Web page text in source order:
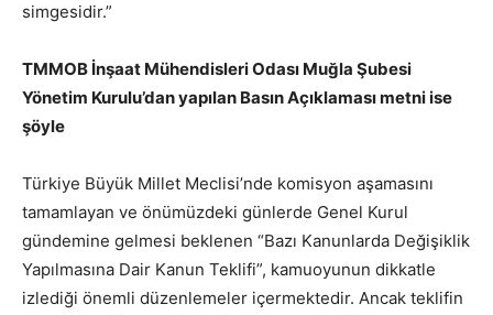
simgesidir.”
TMMOB İnşaat Mühendisleri Odası Muğla Şubesi
Yönetim Kurulu’dan yapılan Basın Açıklaması metni ise
şöyle
Türkiye Büyük Millet Meclisi’nde komisyon aşamasını
tamamlayan ve önümüzdeki günlerde Genel Kurul
gündemine gelmesi beklenen “Bazı Kanunlarda Değişiklik
Yapılmasına Dair Kanun Teklifi”, kamuoyunun dikkatle
izlediği önemli düzenlemeler içermektedir. Ancak teklifin